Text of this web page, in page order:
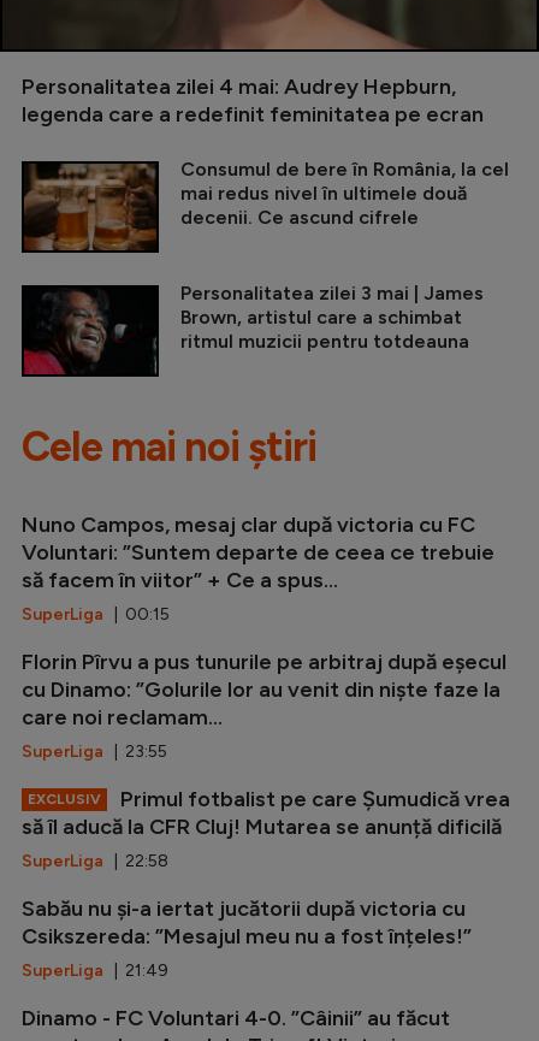
Personalitatea zilei 4 mai: Audrey Hepburn,
legenda care a redefinit feminitatea pe ecran
Consumul de bere în România, la cel
mai redus nivel în ultimele două
decenii. Ce ascund cifrele
Personalitatea zilei 3 mai | James
Brown, artistul care a schimbat
ritmul muzicii pentru totdeauna
Cele mai noi știri
Nuno Campos, mesaj clar după victoria cu FC
Voluntari: ”Suntem departe de ceea ce trebuie
să facem în viitor” + Ce a spus...
SuperLiga | 00:15
Florin Pîrvu a pus tunurile pe arbitraj după eșecul
cu Dinamo: ”Golurile lor au venit din niște faze la
care noi reclamam...
SuperLiga | 23:55
EXCLUSIV
Primul fotbalist pe care Șumudică vrea
să îl aducă la CFR Cluj! Mutarea se anunță dificilă
SuperLiga | 22:58
Sabău nu și-a iertat jucătorii după victoria cu
Csikszereda: ”Mesajul meu nu a fost înțeles!”
SuperLiga | 21:49
Dinamo - FC Voluntari 4-0. ”Câinii” au făcut